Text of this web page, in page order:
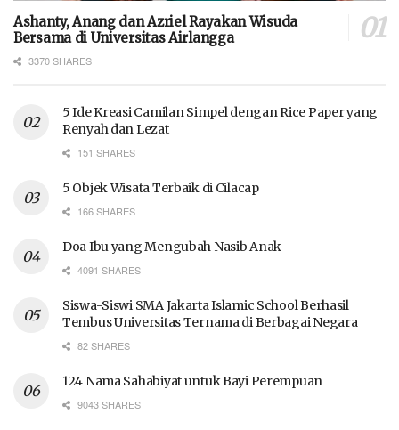
Ashanty, Anang dan Azriel Rayakan Wisuda
Bersama di Universitas Airlangga
3370 SHARES
5 Ide Kreasi Camilan Simpel dengan Rice Paper yang
Renyah dan Lezat
151 SHARES
5 Objek Wisata Terbaik di Cilacap
166 SHARES
Doa Ibu yang Mengubah Nasib Anak
4091 SHARES
Siswa-Siswi SMA Jakarta Islamic School Berhasil
Tembus Universitas Ternama di Berbagai Negara
82 SHARES
124 Nama Sahabiyat untuk Bayi Perempuan
9043 SHARES